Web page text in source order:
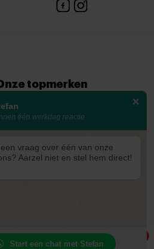
topmerken
Cookievoorkeuren
één werkdag reactie
vraag over één van onze
Aarzel niet en stel hem direct!
Start een chat met Stefan